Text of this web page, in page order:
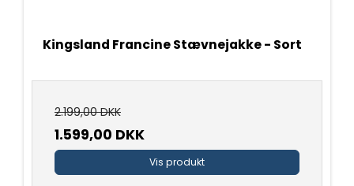
Kingsland Francine Stævnejakke - Sort
2.199,00 DKK
1.599,00 DKK
Vis produkt